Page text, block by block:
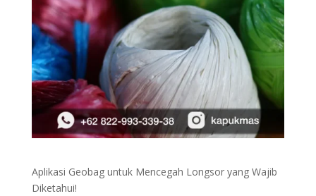
Aplikasi Geobag untuk Mencegah Longsor yang Wajib
Diketahui!